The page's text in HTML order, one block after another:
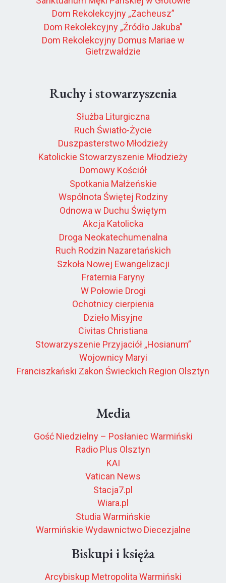
Dom Rekolekcyjny „Zacheusz”
Dom Rekolekcyjny „Źródło Jakuba”
Dom Rekolekcyjny Domus Mariae w
Gietrzwałdzie
Ruchy i stowarzyszenia
Służba Liturgiczna
Ruch Światło-Życie
Duszpasterstwo Młodzieży
Katolickie Stowarzyszenie Młodzieży
Domowy Kościół
Spotkania Małżeńskie
Wspólnota Świętej Rodziny
Odnowa w Duchu Świętym
Akcja Katolicka
Droga Neokatechumenalna
Ruch Rodzin Nazaretańskich
Szkoła Nowej Ewangelizacji
Fraternia Faryny
W Połowie Drogi
Ochotnicy cierpienia
Dzieło Misyjne
Civitas Christiana
Stowarzyszenie Przyjaciół „Hosianum”
Wojownicy Maryi
Franciszkański Zakon Świeckich Region Olsztyn
Media
Gość Niedzielny – Posłaniec Warmiński
Radio Plus Olsztyn
KAI
Vatican News
Stacja7.pl
Wiara.pl
Studia Warmińskie
Warmińskie Wydawnictwo Diecezjalne
Biskupi i księża
Arcybiskup Metropolita Warmiński